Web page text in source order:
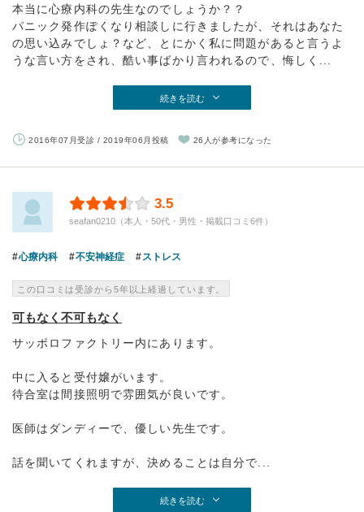
本当に心療内科の先生なのでしょうか？？
パニック発作ぽくなり相談しに行きましたが、それはあなた
の思い込みでしょ？など、とにかく私に問題があると言うよ
うな言い方をされ、酷い事ばかり言われるので、悔しく...
続きを読む
2016年07月受診 / 2019年06月投稿 26人が参考になった
3.5
seafan0210（本人・50代・男性・掲載口コミ6件）
心療内科 不安神経症 ストレス
この口コミは受診から5年以上経過しています。
可もなく不可もなく
サッポロファクトリー内にあります。
中に入ると受付嬢がいます。
待合室は間接照明で雰囲気が良いです。
医師はダンディーで、優しい先生です。
話を聞いてくれますが、決めることは自分で...
続きを読む